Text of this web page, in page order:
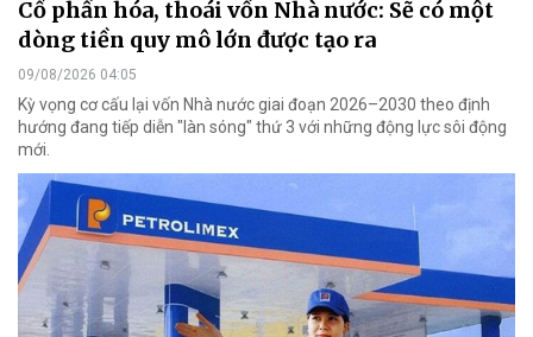
Cổ phần hóa, thoái vốn Nhà nước: Sẽ có một
dòng tiền quy mô lớn được tạo ra
09/08/2026 04:05
Kỳ vọng cơ cấu lại vốn Nhà nước giai đoạn 2026–2030 theo định
hướng đang tiếp diễn "làn sóng" thứ 3 với những động lực sôi động
mới.